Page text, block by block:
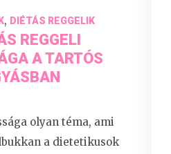
, DIÉTÁS REGGELIK
REGGELI
A TARTÓS
olyan téma, ami
a dietetikusok